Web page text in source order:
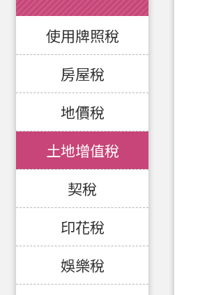
使用牌照稅
房屋稅
地價稅
土地增值稅
契稅
印花稅
娛樂稅